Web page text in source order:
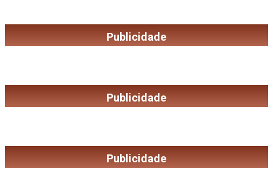
Publicidade
Publicidade
Publicidade